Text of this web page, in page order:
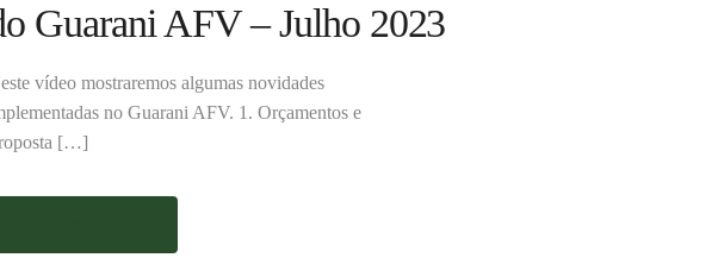
Guarani AFV – Julho 2023
vídeo mostraremos algumas novidades
no Guarani AFV. 1. Orçamentos e
[…]